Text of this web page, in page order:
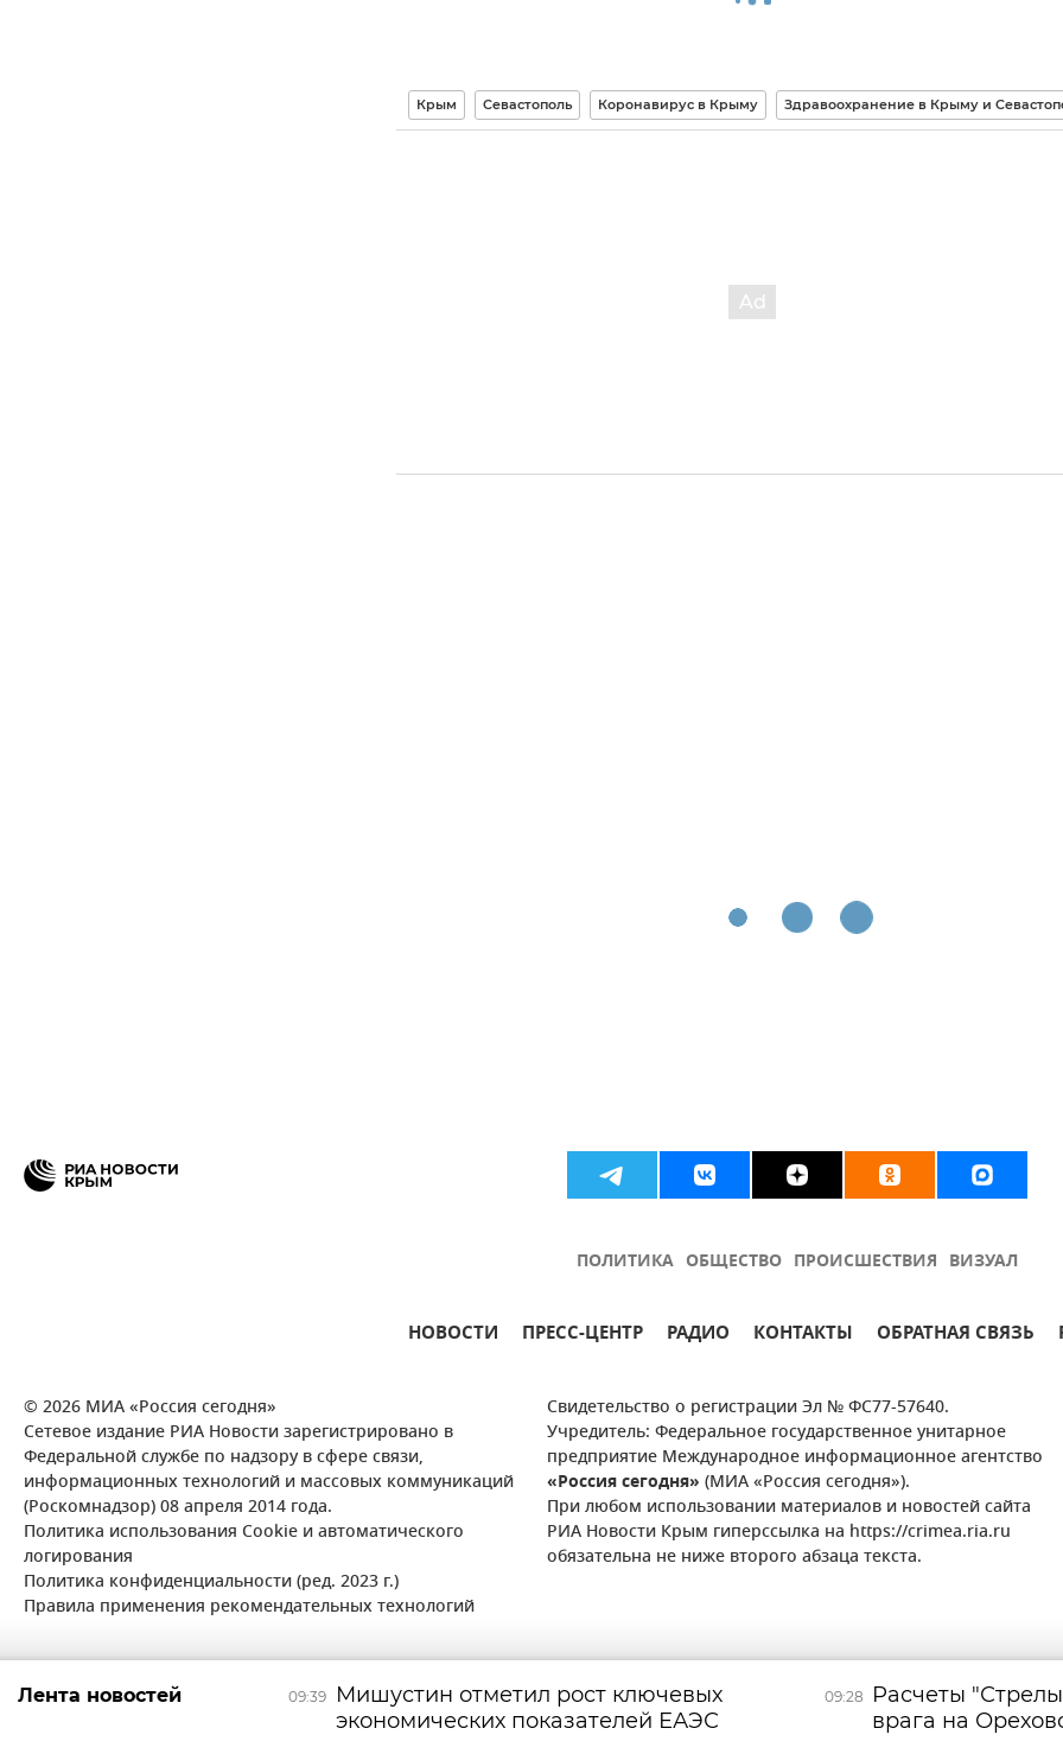
Крым Севастополь Коронавирус в Крыму Здравоохранение в Крыму и
ПОЛИТИКА ОБЩЕСТВО ПРОИСШЕСТВИЯ ВИЗУАЛ
НОВОСТИ ПРЕСС-ЦЕНТР РАДИО КОНТАКТЫ ОБРАТНАЯ СВЯЗЬ
© 2026 МИА «Россия сегодня»
Сетевое издание РИА Новости зарегистрировано в
Федеральной службе по надзору в сфере связи,
информационных технологий и массовых коммуникаций
(Роскомнадзор) 08 апреля 2014 года.
Политика использования Cookie и автоматического
логирования
Политика конфиденциальности (ред. 2023 г.)
Правила применения рекомендательных технологий
Свидетельство о регистрации Эл № ФС77-57640.
Учредитель: Федеральное государственное унитарное
предприятие Международное информационное агентство
«Россия сегодня» (МИА «Россия сегодня»).
При любом использовании материалов и новостей сайта
РИА Новости Крым гиперссылка на https://crimea.ria.ru
обязательна не ниже второго абзаца текста.
09:39
Мишустин отметил рост ключевых
экономических показателей ЕАЭС
09:28
Расчеты
врага на
Лента новостей